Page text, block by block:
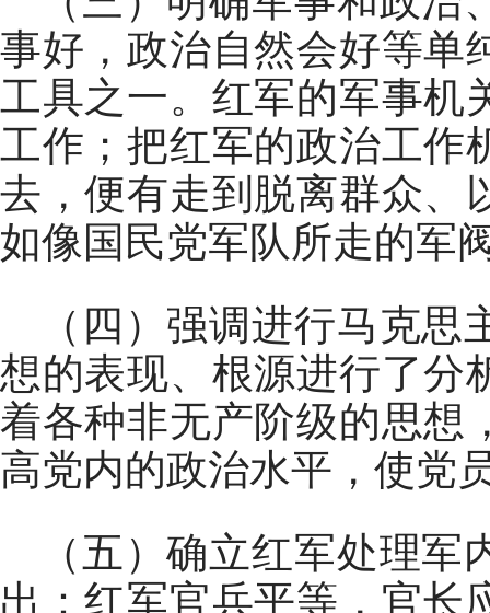
事好，政治自然会好等单
工具之一。红军的军事机
工作；把红军的政治工作
去，便有走到脱离群众、
如像国民党军队所走的军
（四）强调进行马克
想的表现、根源进行了分
着各种非无产阶级的思想
高党内的政治水平，使党
（五）确立红军处理
出：红军官兵平等，官长